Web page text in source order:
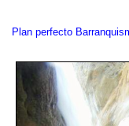
Plan perfecto